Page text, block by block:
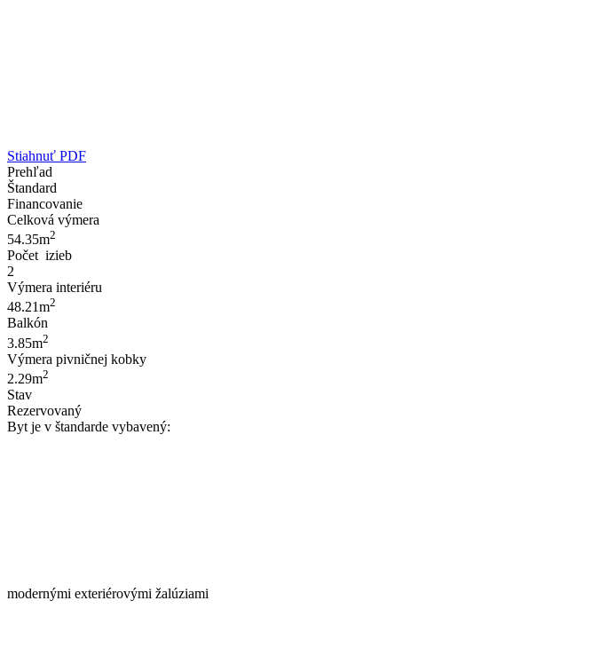
Stiahnuť PDF
Prehľad
Štandard
Financovanie
Celková výmera
54.35m2
Počet izieb
2
Výmera interiéru
48.21m2
Balkón
3.85m2
Výmera pivničnej kobky
2.29m2
Stav
Rezervovaný
Byt je v štandarde vybavený:
modernými exteriérovými žalúziami